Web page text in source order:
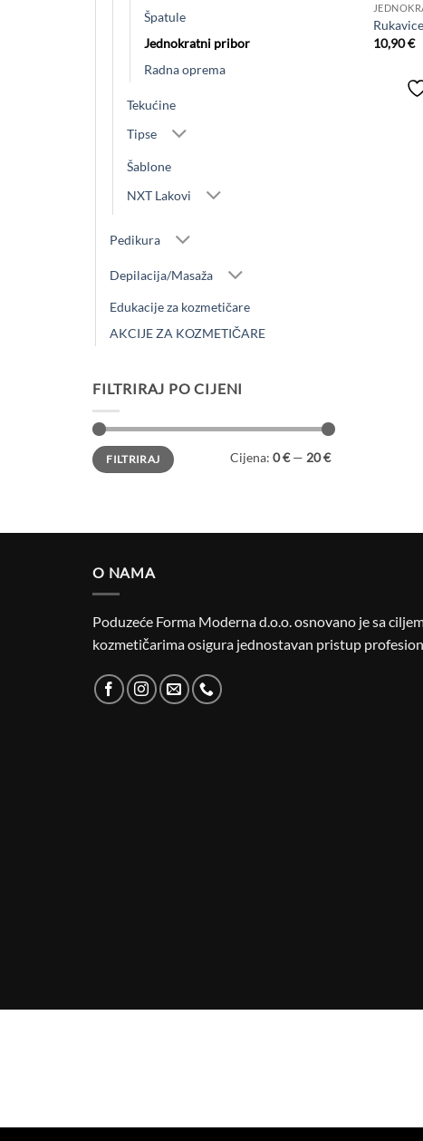
Špatule
Jednokratni pribor
Radna oprema
Tekućine
Tipse
Šablone
NXT Lakovi
Pedikura
Depilacija/Masaža
Edukacije za kozmetičare
AKCIJE ZA KOZMETIČARE
FILTRIRAJ PO CIJENI
Min
cijena
Maks
cijenaFILTRIRAJ Cijena: 0 €— 20 €
10,90€
O NAMA
Poduzeće Forma Moderna d.o.o. osnovano je sa
kozmetičarima osigura jednostavan pristup